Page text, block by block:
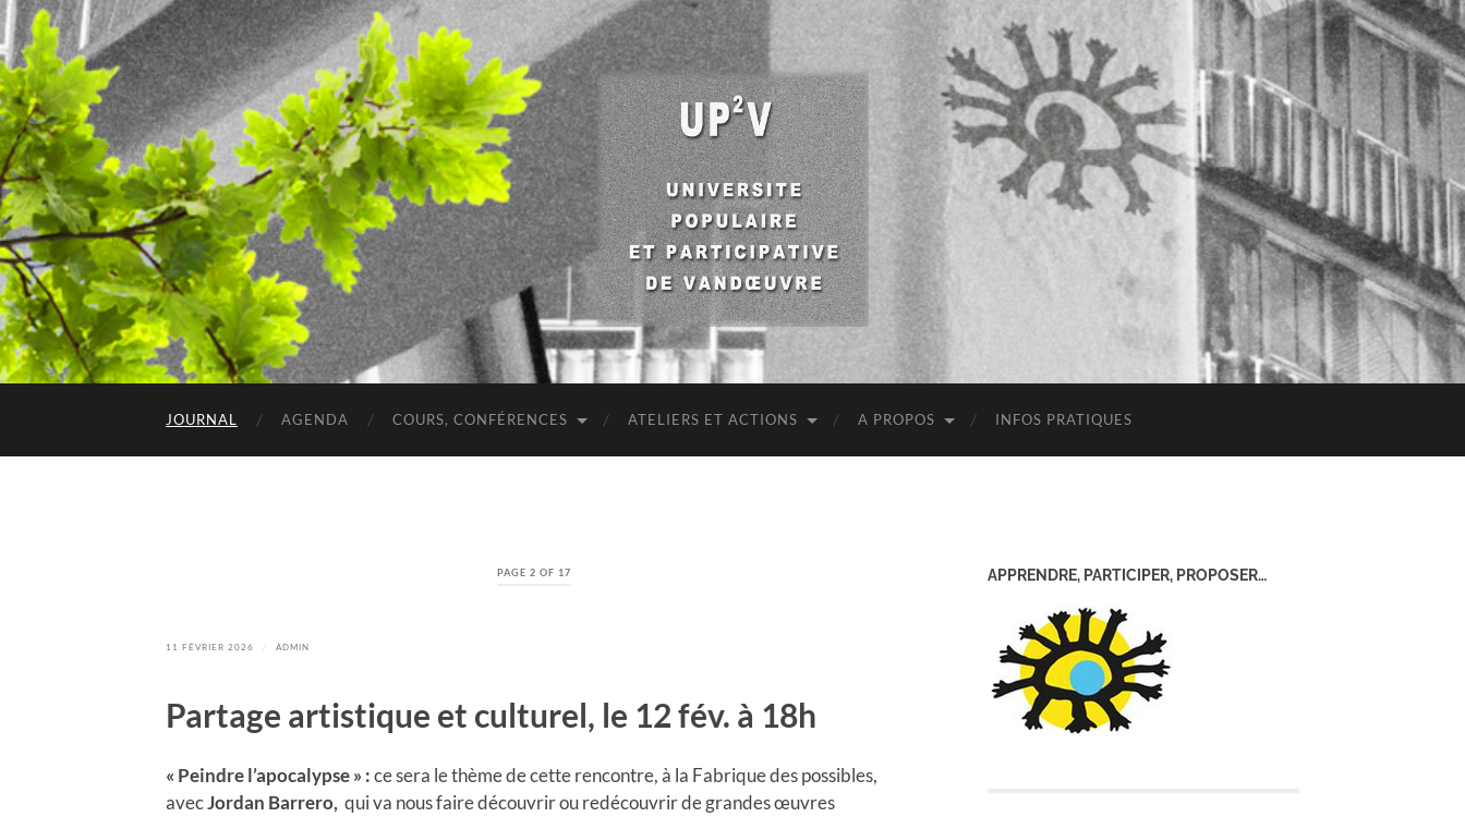
UP2V
JOURNAL AGENDA COURS, CONFÉRENCES ATELIERS ET ACTIONS A PROPOS INFOS PRATIQUES
PAGE 2 OF 17
11 FÉVRIER 2026 ADMIN
Partage artistique et culturel, le 12 fév. à 18h
« Peindre l’apocalypse » :ce sera le thème de cette rencontre, à la Fabrique des possibles,
avecJordan Barrero, qui va nous faire découvrir ou redécouvrir de grandes œuvres
APPRENDRE, PARTICIPER, PROPOSER…